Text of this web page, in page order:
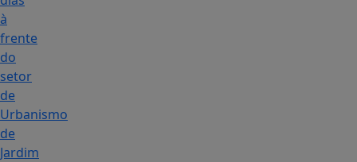
à
frente
do
setor
de
Urbanismo
de
Jardim